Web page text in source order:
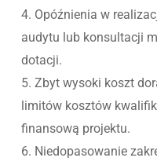
4. Opóźnienia w
audytu lub konsultacji
dotacji.
5. Zbyt wysoki koszt
limitów kosztów
finansową projektu.
6. Niedopasowanie